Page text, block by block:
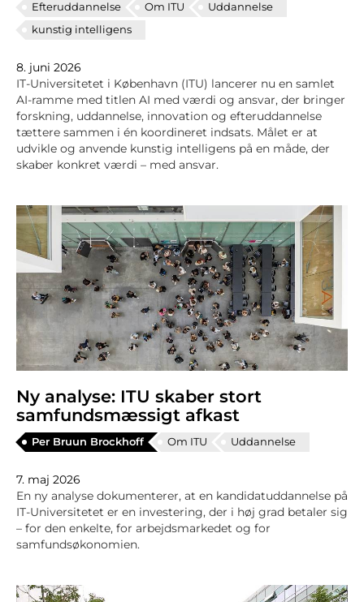
Efteruddannelse
Om ITU
Uddannelse
kunstig intelligens
8. juni 2026
IT-Universitetet i København (ITU) lancerer nu en samlet
AI‑ramme med titlen AI med værdi og ansvar, der bringer
forskning, uddannelse, innovation og efteruddannelse
tættere sammen i én koordineret indsats. Målet er at
udvikle og anvende kunstig intelligens på en måde, der
skaber konkret værdi – med ansvar.
Ny analyse: ITU skaber stort
samfundsmæssigt afkast
Per Bruun Brockhoff Om ITU Uddannelse
7. maj 2026
En ny analyse dokumenterer, at en kandidatuddannelse på
IT-Universitetet er en investering, der i høj grad betaler sig
– for den enkelte, for arbejdsmarkedet og for
samfundsøkonomien.